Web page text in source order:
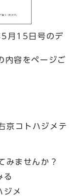
月15日号のデ
内容をページご
京コトハジメテ
みませんか？
る
ジメ